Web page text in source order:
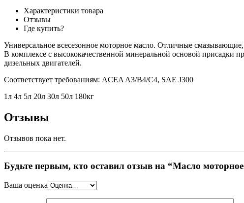
Характеристики товара
Отзывы
Где купить?
Универсальное всесезонное моторное масло. Отличные
В комплексе с высококачественной минеральной основой присадки
дизельных двигателей.
Соответствует требованиям: ACEA A3/B4/C4, SAE J300
1л 4л 5л 20л 30л 50л 180кг
Отзывы
Отзывов пока нет.
Будьте первым, кто оставил отзыв на “Масло
Ваша оценка